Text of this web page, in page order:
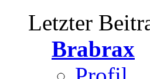
Letzter
Brabrax